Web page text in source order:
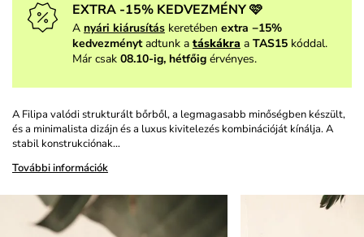
EXTRA -15% KEDVEZMÉNY 🩷
A nyári kiárusítás keretében extra −15%
kedvezménytadtunk a táskákra a TAS15 kóddal.
Már csak 08.10-ig, hétfőig érvényes.
A Filipa valódi strukturált bőrből, a legmagasabb minőségben készült,
és a minimalista dizájn és a luxus kivitelezés kombinációját kínálja. A
stabil konstrukciónak…
További információk